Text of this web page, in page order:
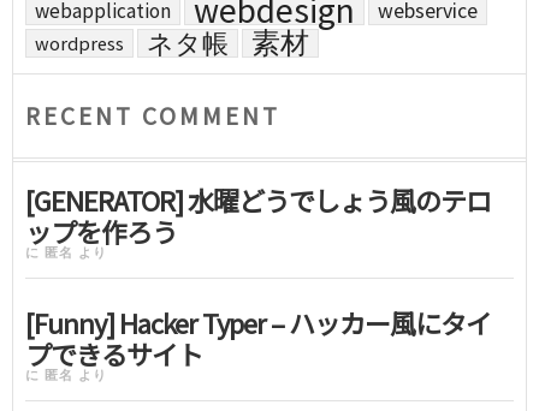
webapplication webdesign webservice
wordpress ネタ帳 素材
RECENT COMMENT
[GENERATOR] 水曜どうでしょう風のテロ
ップを作ろう
に 匿名 より
[Funny] Hacker Typer – ハッカー風にタイ
プできるサイト
に 匿名 より